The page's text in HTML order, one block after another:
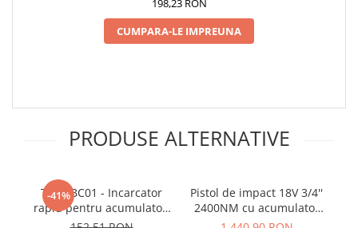
198,23 RON
CUMPARA-LE IMPREUNA
PRODUSE ALTERNATIVE
-41%
TEH LBC01 - Incarcator
rapid pentru acumulatori
20V
Pistol de impact 18V 3/4''
2400NM cu acumulator
1x6AH - YATO YT-828073